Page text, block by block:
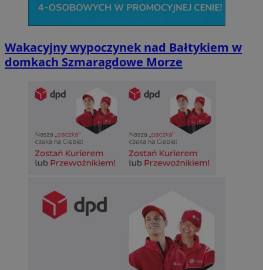
Wakacyjny wypoczynek nad Bałtykiem w
domkach Szmaragdowe Morze